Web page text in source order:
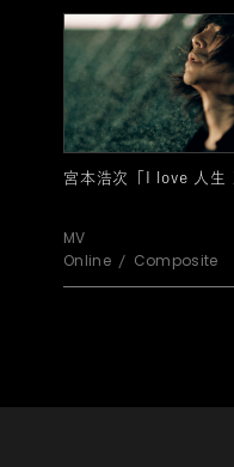
宮本浩次「I love 人生
MV
Online
Composite